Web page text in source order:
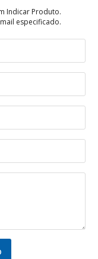
Indicar Produto.
especificado.